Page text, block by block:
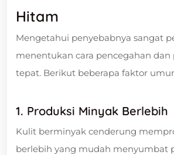
Hitam
Mengetahui penyebabnya sangat
menentukan cara pencegahan dan
tepat. Berikut beberapa faktor
1. Produksi Minyak Berlebih
Kulit berminyak cenderung
berlebih yang mudah menyumbat